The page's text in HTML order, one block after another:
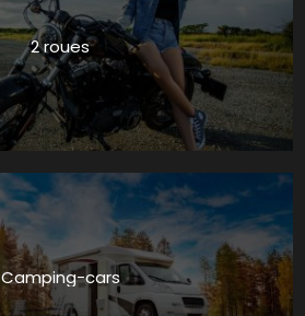
2 roues
Camping-cars